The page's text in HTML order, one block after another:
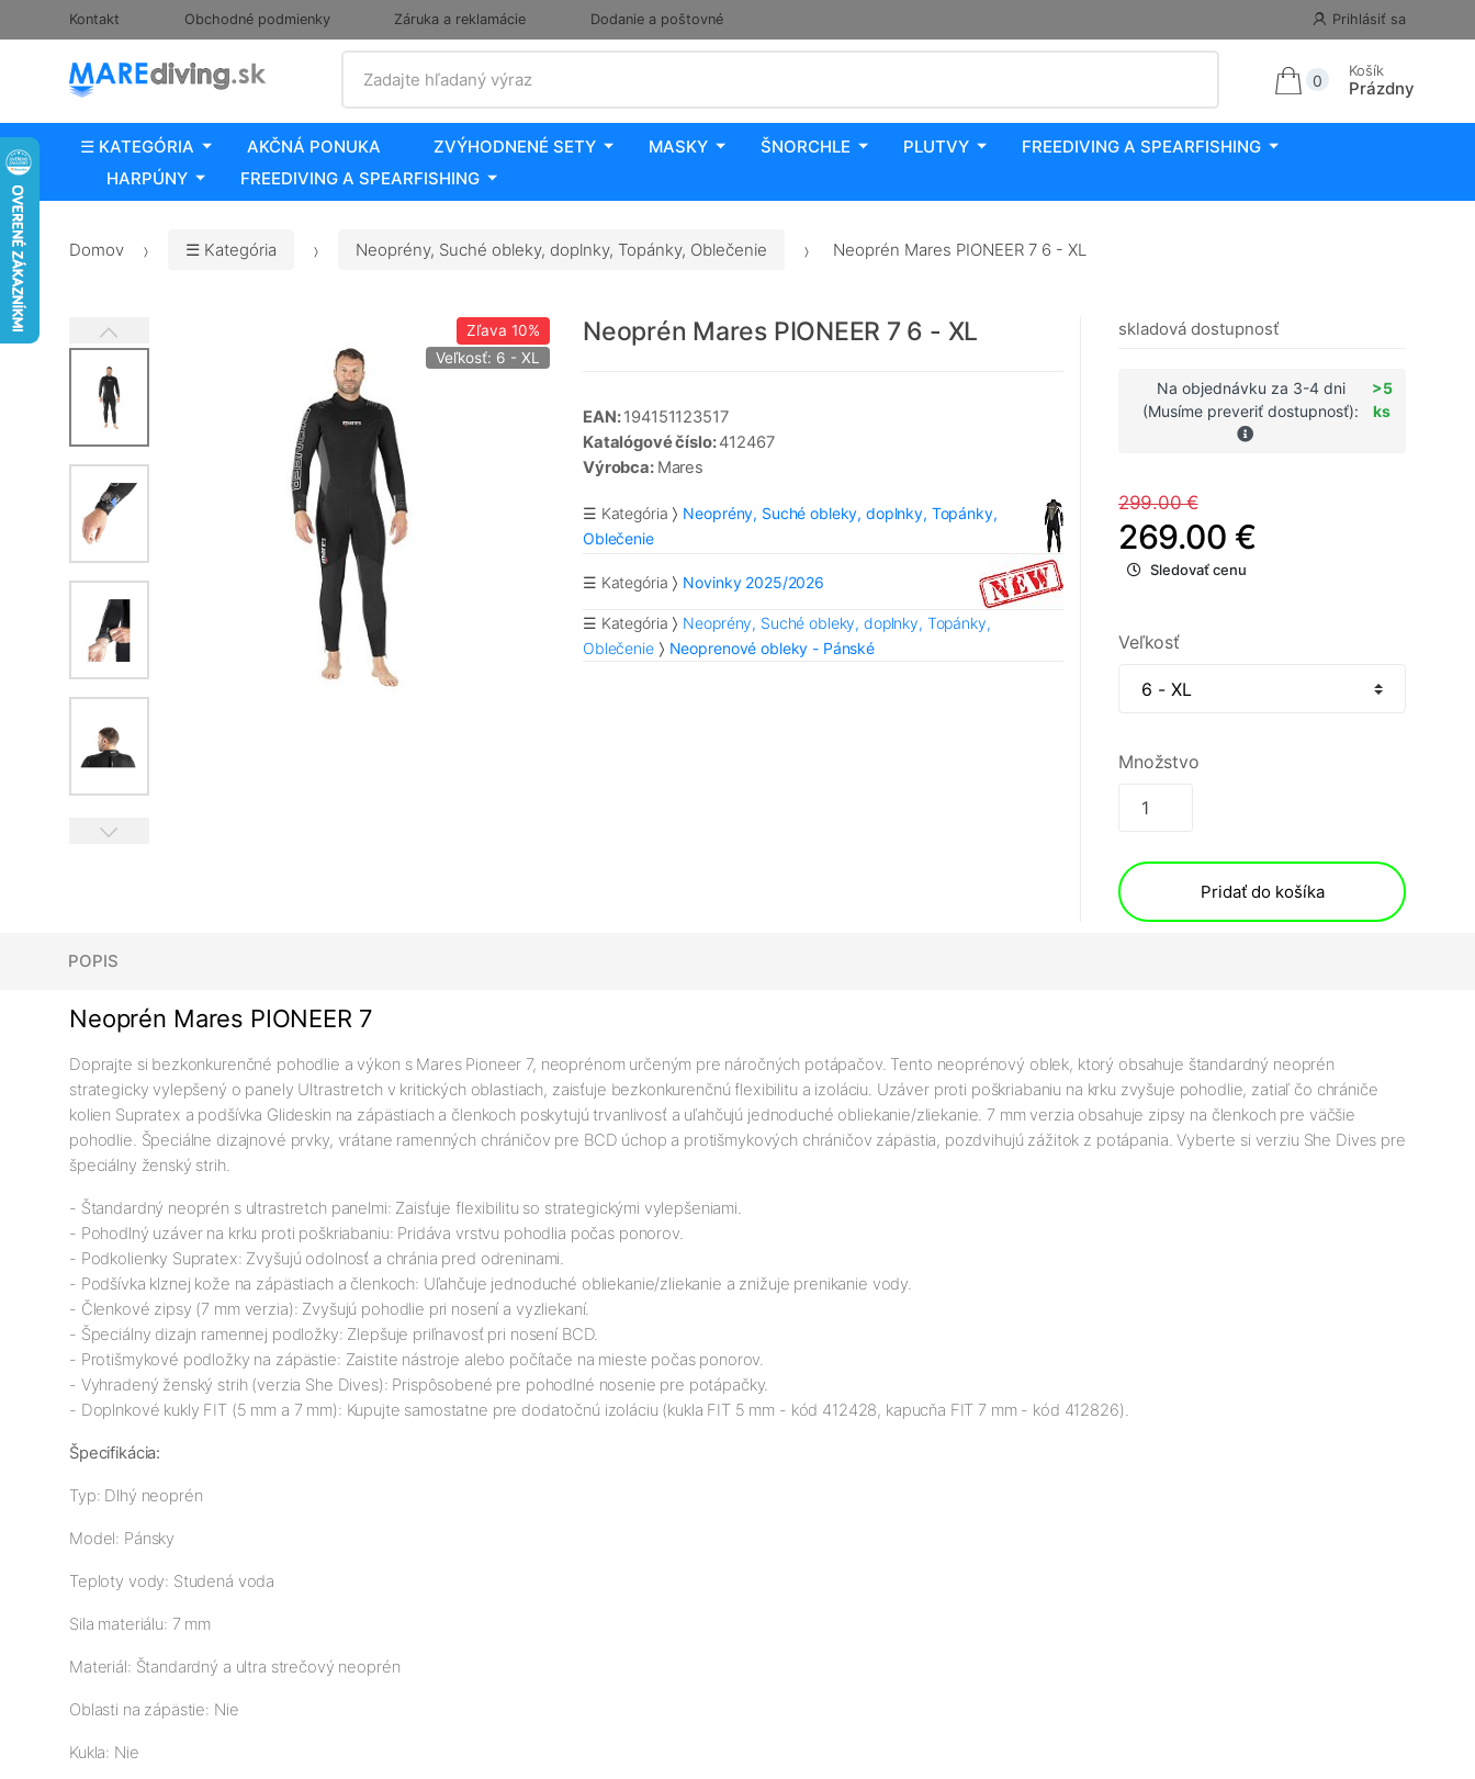
Kontakt Obchodné podmienky Záruka a reklamácie Dodanie a poštovné Prihlásiť sa
Zadajte hľadaný výraz
0
Košík
Prázdny
☰ KATEGÓRIA AKČNÁ PONUKA ZVÝHODNENÉ SETY MASKY ŠNORCHLE PLUTVY
FREEDIVING A SPEARFISHING
HARPÚNY
FREEDIVING A SPEARFISHING
Domov ☰ Kategória Neoprény, Suché obleky, doplnky, Topánky, Oblečenie Neoprén Mares PIONEER 7 6 - XL
Zľava 10%
Veľkosť: 6 - XL
Neoprén Mares PIONEER 7 6 - XL
EAN:194151123517
Katalógové číslo:412467
Výrobca: Mares
☰ Kategória
Neoprény, Suché obleky, doplnky, Topánky,
Oblečenie
☰ Kategória Novinky 2025/2026
☰ Kategória
Neoprény, Suché obleky, doplnky, Topánky,
Oblečenie
Neoprenové obleky - Pánské
skladová dostupnosť
Na objednávku za 3-4 dni
(Musíme preveriť dostupnosť):
>5
ks
299.00 €
269.00 €
Sledovať cenu
Veľkosť
Množstvo
Pridať do košíka
POPIS
Neoprén Mares PIONEER 7
Doprajte si bezkonkurenčné pohodlie a výkon s Mares Pioneer 7, neoprénom určeným pre náročných potápačov. Tento neoprénový oblek, ktorý obsahuje štandardný neoprén
strategicky vylepšený o panely Ultrastretch v kritických oblastiach, zaisťuje bezkonkurenčnú flexibilitu a izoláciu. Uzáver proti poškriabaniu na krku zvyšuje pohodlie, zatiaľ čo chrániče
kolien Supratex a podšívka Glideskin na zápästiach a členkoch poskytujú trvanlivosť a uľahčujú jednoduché obliekanie/zliekanie. 7 mm verzia obsahuje zipsy na členkoch pre väčšie
pohodlie. Špeciálne dizajnové prvky, vrátane ramenných chráničov pre BCD úchop a protišmykových chráničov zápästia, pozdvihujú zážitok z potápania. Vyberte si verziu She Dives pre
špeciálny ženský strih.
- Štandardný neoprén s ultrastretch panelmi: Zaisťuje flexibilitu so strategickými vylepšeniami.
- Pohodlný uzáver na krku proti poškriabaniu: Pridáva vrstvu pohodlia počas ponorov.
- Podkolienky Supratex: Zvyšujú odolnosť a chránia pred odreninami.
- Podšívka klznej kože na zápästiach a členkoch: Uľahčuje jednoduché obliekanie/zliekanie a znižuje prenikanie vody.
- Členkové zipsy (7 mm verzia): Zvyšujú pohodlie pri nosení a vyzliekaní.
- Špeciálny dizajn ramennej podložky: Zlepšuje priľnavosť pri nosení BCD.
- Protišmykové podložky na zápästie: Zaistite nástroje alebo počítače na mieste počas ponorov.
- Vyhradený ženský strih (verzia She Dives): Prispôsobené pre pohodlné nosenie pre potápačky.
- Doplnkové kukly FIT (5 mm a 7 mm): Kupujte samostatne pre dodatočnú izoláciu (kukla FIT 5 mm - kód 412428, kapucňa FIT 7 mm - kód 412826).
Špecifikácia:
Typ: Dlhý neoprén
Model: Pánsky
Teploty vody: Studená voda
Sila materiálu: 7 mm
Materiál: Štandardný a ultra strečový neoprén
Oblasti na zápästie: Nie
Kukla: Nie